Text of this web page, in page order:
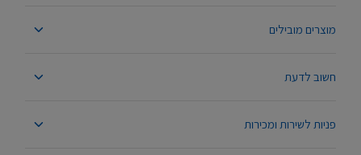
מוצרים מובילים
חשוב לדעת
פניות לשירות ומכירות